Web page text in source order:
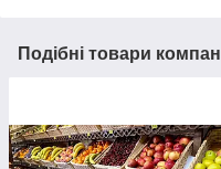
Подібні товари